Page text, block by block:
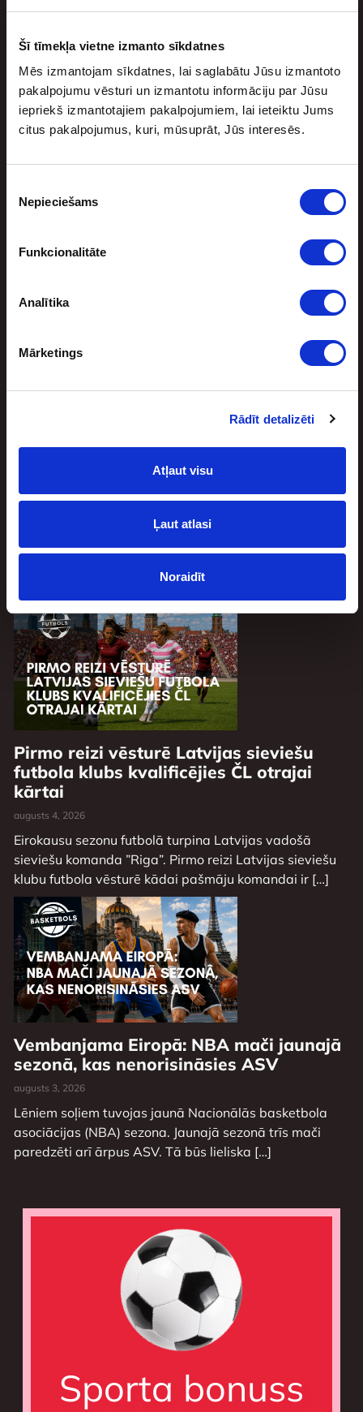
Šī tīmekļa vietne izmanto sīkdatnes
Mēs izmantojam sīkdatnes, lai saglabātu Jūsu izmantoto
pakalpojumu vēsturi un izmantotu informāciju par Jūsu
iepriekš izmantotajiem pakalpojumiem, lai ieteiktu Jums
citus pakalpojumus, kuri, mūsuprāt, Jūs interesēs.
izvēle
Nepieciešams
Funkcionalitāte
Analītika
Mārketings
Rādīt detalizēti
Atļaut visu
Ļaut atlasi
Noraidīt
Štutgartē – ”Mercedes-Benz” arēnā.
Seko līdzi informācijai mūsu mājaslapā, lai nepalaistu
garām ne vien svarīgākās futbola aktivitātes, bet arī
citus sporta jaunumus.
Informējam, ka arī kādā no
mājīgajiem ”SynotTip” sporta bāriemTev ir iespēja
”, veic iemaksu ar kodu
”sports30” un saņem trīs bezriska likmes 10 eiro
100 eiro!
Līdzīgi raksti
Basketbolisti, kuri atteicās no brangiem
līgumiem un pie tādiem vairs netika
Basketbols ir viens no vislabāk apmaksātajiem sporta
Pirmo reizi vēsturē Latvijas sieviešu
futbola klubs kvalificējies ČL otrajai
kārtai
augusts 4, 2026
Eirokausu sezonu futbolā turpina Latvijas vadošā
sieviešu komanda ”Riga”. Pirmo reizi Latvijas sieviešu
klubu futbola vēsturē kādai pašmāju komandai ir […]
Vembanjama Eiropā: NBA mači jaunajā
sezonā, kas nenorisināsies ASV
augusts 3, 2026
Lēniem soļiem tuvojas jaunā Nacionālās basketbola
asociācijas (NBA) sezona. Jaunajā sezonā trīs mači
paredzēti arī ārpus ASV. Tā būs lieliska […]
Sporta bonuss